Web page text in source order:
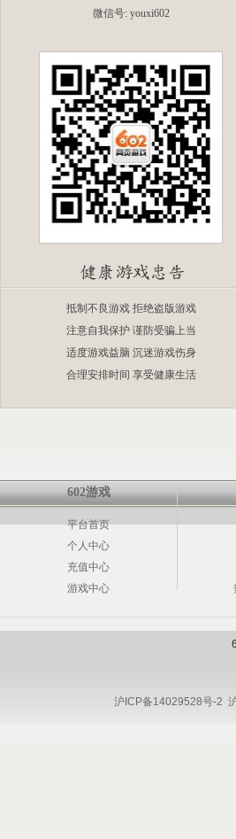
微信号: youxi602
抵制不良游戏 拒绝盗版游戏
注意自我保护 谨防受骗上当
适度游戏益脑 沉迷游戏伤身
合理安排时间 享受健康生活
602游戏
平台首页
个人中心
充值中心
游戏中心
沪ICP备14029528号-2